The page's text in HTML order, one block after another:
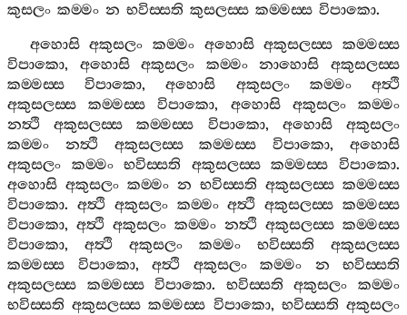
කුසලං කම‍්මං න භවිස‍්සති කුසලස‍්ස කම‍්මස‍්ස විපාකො.
අහොසි අකුසලං කම‍්මං අහොසි අකුසලස‍්ස කම‍්මස‍්ස
විපාකො, අහොසි අකුසලං කම‍්මං නාහොසි
අකුසලස‍්ස
කම‍්මස‍්ස
විපාකො,අහොසි අකුසලං කම‍්මං
අත්‍ථි
අකුසලස‍්ස
කම‍්මස‍්ස විපාකො, අහොසි අකුසලං
කම‍්මං
නත්‍ථි
අකුසලස‍්ස කම‍්මස‍්ස විපාකො, අහොසි
අකුසලං
කම‍්මං
නත්‍ථි අකුසලස‍්ස කම‍්මස‍්ස විපාකො,අහොසි
අකුසලං
කම‍්මං භවිස‍්සති අකුසලස‍්ස කම‍්මස‍්ස විපාකො.
අහොසි අකුසලං කම‍්මං න භවිස‍්සති අකුසලස‍්ස කම‍්මස‍්ස
විපාකො. අත්‍ථි අකුසලං කම‍්මං අත්‍ථි අකුසලස‍්ස කම‍්මස‍්ස
විපාකො, අත්‍ථි අකුසලං කම‍්මං නත්‍ථි අකුසලස‍්ස කම‍්මස‍්ස
විපාකො, අත්‍ථි අකුසලං කම‍්මං භවිස‍්සති
අකුසලස‍්ස
කම‍්මස‍්ස
විපාකො, අත්‍ථි අකුසලං කම‍්මං න
භවිස‍්සති
අකුසලස‍්ස
කම‍්මස‍්ස විපාකො. භවිස‍්සති අකුසලං
කම‍්මං
භවිස‍්සති අකුසලස‍්ස කම‍්මස‍්ස විපාකො, භවිස‍්සති අකුසලං